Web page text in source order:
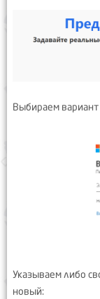
Выбираем вариант
Указываем либо
новый: